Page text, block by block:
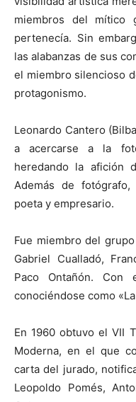
miembros del mítico
pertenecía. Sin
las alabanzas de sus
el miembro silencioso
protagonismo.
Leonardo Cantero
a acercarse a la
heredando la afición
Además de
poeta y empresario.
Fue miembro del
Gabriel Cualladó,
Paco Ontañón.
conociéndose como
En 1960 obtuvo el VII
Moderna, en el que
carta del jurado,
Leopoldo Pomés,